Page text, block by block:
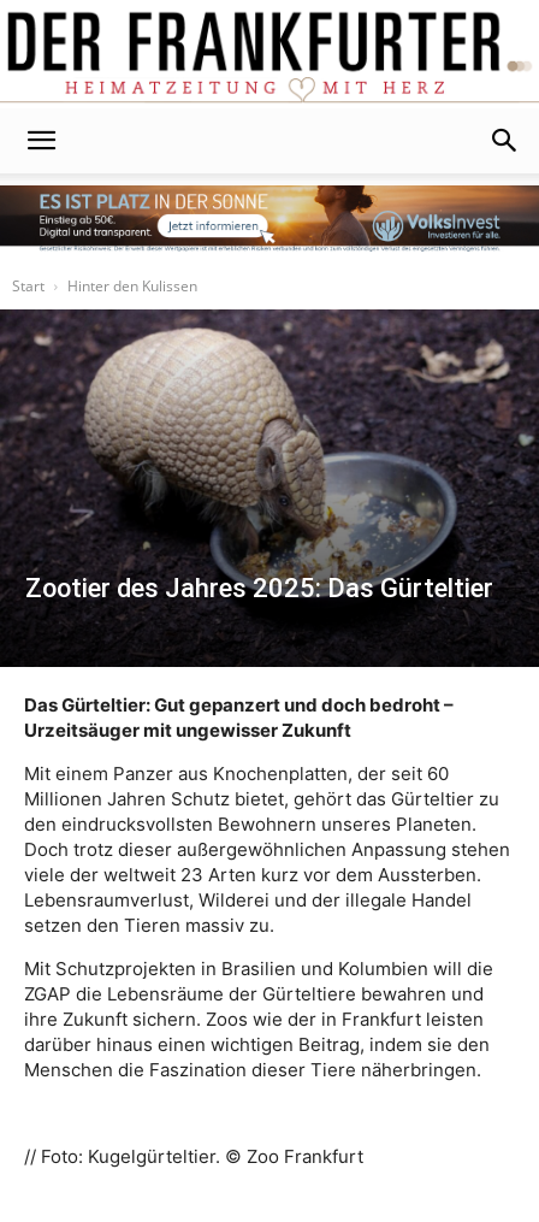
Start
Hinter den Kulissen
Zootier des Jahres 2025: Das Gürteltier
Das Gürteltier: Gut gepanzert und doch bedroht –
Urzeitsäuger mit ungewisser Zukunft
Mit einem Panzer aus Knochenplatten, der seit 60
Millionen Jahren Schutz bietet, gehört das Gürteltier zu
den eindrucksvollsten Bewohnern unseres Planeten.
Doch trotz dieser außergewöhnlichen Anpassung stehen
viele der weltweit 23 Arten kurz vor dem Aussterben.
Lebensraumverlust, Wilderei und der illegale Handel
setzen den Tieren massiv zu.
Mit Schutzprojekten in Brasilien und Kolumbien will die
ZGAP die Lebensräume der Gürteltiere bewahren und
ihre Zukunft sichern. Zoos wie der in Frankfurt leisten
darüber hinaus einen wichtigen Beitrag, indem sie den
Menschen die Faszination dieser Tiere näherbringen.
// Foto: Kugelgürteltier. © Zoo Frankfurt